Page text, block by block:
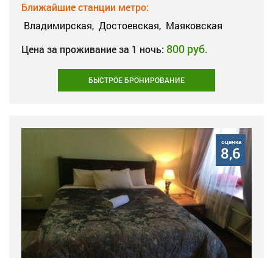
Ближайшие станции метро:
Владимирская, Достоевская, Маяковская
Цена за проживание за 1 ночь: 800 руб.
БЫСТРОЕ БРОНИРОВАНИЕ
оценка
8,6